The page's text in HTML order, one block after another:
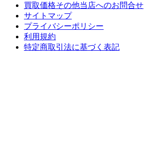
買取価格その他当店へのお問合せ
サイトマップ
プライバシーポリシー
利用規約
特定商取引法に基づく表記